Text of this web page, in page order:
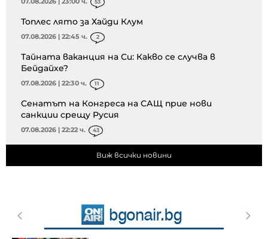
53
Топлес лято за Хайди Клум
07.08.2026 | 22:45 ч. 2
Тайната ваканция на Си: Какво се случва в
Бейдайхе?
07.08.2026 | 22:30 ч. 11
Сенатът на Конгреса на САЩ прие нови
санкции срещу Русия
07.08.2026 | 22:22 ч. 43
Виж всички новини